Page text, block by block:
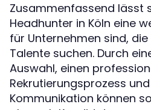
Zusammenfassend lässt
Headhunter in Köln eine
für Unternehmen sind,
Talente suchen. Durch
Auswahl, einen
Rekrutierungsprozess
Kommunikation können